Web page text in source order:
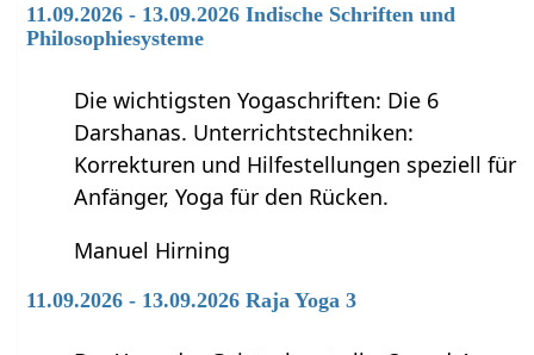
11.09.2026 - 13.09.2026 Indische Schriften und
Philosophiesysteme
Die wichtigsten Yogaschriften: Die 6
Darshanas. Unterrichtstechniken:
Korrekturen und Hilfestellungen speziell für
Anfänger, Yoga für den Rücken.
Manuel Hirning
11.09.2026 - 13.09.2026 Raja Yoga 3